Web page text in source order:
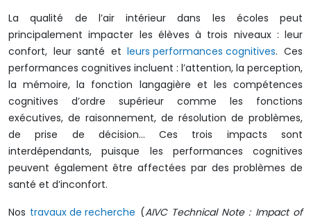
La qualité de l’air intérieur dans les écoles peut
principalement impacter les élèves à trois niveaux : leur
confort, leur santé etleurs performances cognitives. Ces
performances cognitives incluent : l’attention, la perception,
la mémoire, la fonction langagière et les compétences
cognitives d’ordre supérieur comme les fonctions
exécutives, de raisonnement, de résolution de problèmes,
de prise de décision… Ces trois impacts sont
interdépendants, puisque les performances cognitives
peuvent également être affectées par des problèmes de
santé et d’inconfort.
Nos travaux de recherche (AIVC Technical Note : Impact of